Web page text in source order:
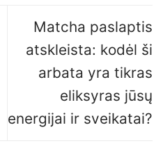
Matcha paslaptis
atskleista: kodėl ši
arbata yra tikras
eliksyras jūsų
energijai ir sveikatai?